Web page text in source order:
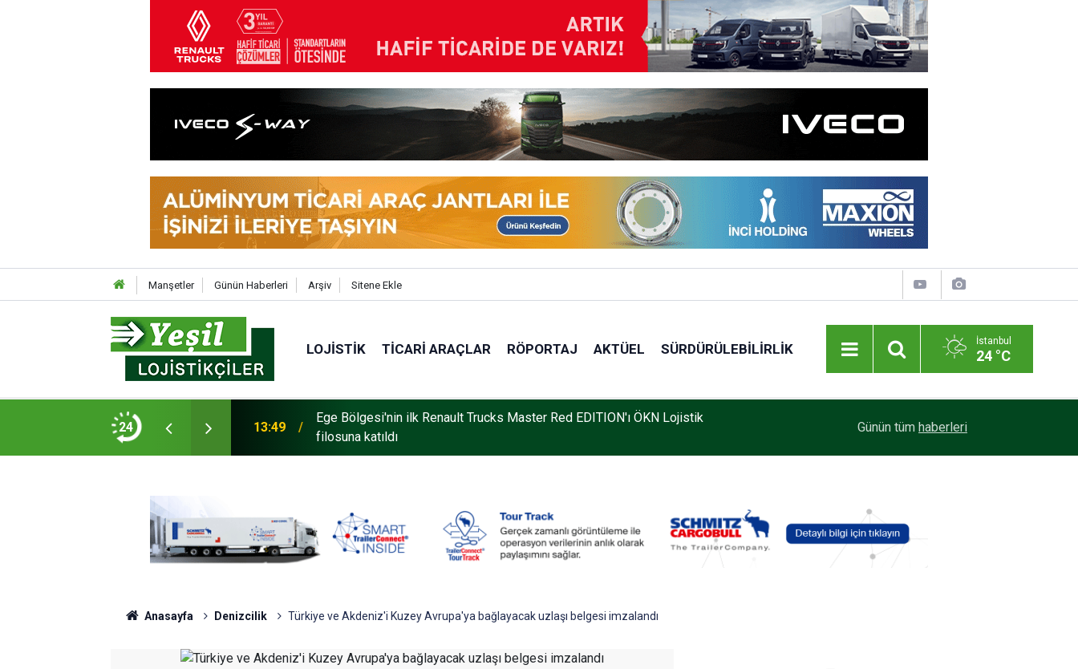
Manşetler Günün Haberleri Arşiv Sitene Ekle
LOJISTIK TICARI ARAÇLAR RÖPORTAJ AKTÜEL SÜRDÜRÜLEBILIRLIK İstanbul
24 °C
24
Red EDITION'ı ÖKN Lojistik
14:35
Mars Logistics’in Yalova Gümrüğüne Bağlı Antreposu İstanbul’da Hizmet
Veriyor
Platform Günleri 2026, 17-19 Eylül’de Tuzla’da
Günün tüm haberleri
Anasayfa Denizcilik Türkiye ve Akdeniz'i Kuzey Avrupa'ya bağlayacak uzlaşı belgesi imzalandı